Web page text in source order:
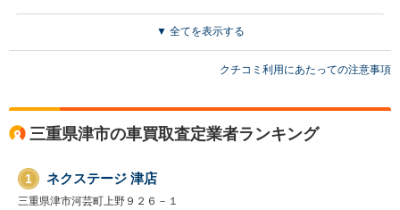
度はネクステージをご利用いただきまして誠にありがとうございまし
けるよう精進してまいります。 スタッフ一同、またのご利用お待ちし
ております。
▼ 全てを表示する
クチコミ利用にあたっての注意事項
三重県津市の車買取査定業者ランキング
1 ネクステージ 津店
三重県津市河芸町上野９２６－１